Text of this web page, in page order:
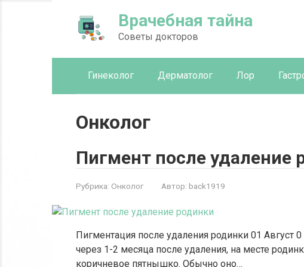
Врачебная тайна
Советы докторов
Гинеколог Дерматолог Лор
Онколог
Пигмент после удаление
Рубрика: Онколог Автор: back1919
Пигментация после удаления родинки 01 Август
через 1-2 месяца после удаления, на месте
коричневое пятнышко. Обычно оно…